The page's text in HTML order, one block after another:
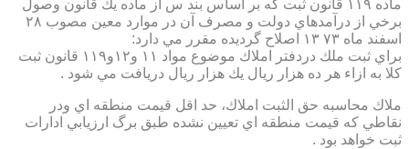
ماده ۱۱۹ قانون ثبت كه بر اساس بند س از ماده يك قانون وصول
برخي از درآمدهاي دولت و مصرف آن در موارد معين مصوب ۲۸
اسفند ماه ۷۳ ۱۳ اصلاح گرديده مقرر مي دارد:
براي ثبت ملك دردفتر املاك موضوع مواد ۱۱ و۱۲و۱۱۹ قانون ثبت
كلا به ازاء هر ده هزار ريال يك هزار ريال دريافت مي شود .
ملاك محاسبه حق الثبت املاك، حد اقل قيمت منطقه اي ودر
نقاطي كه قيمت منطقه اي تعيين نشده طبق برگ ارزيابي ادارات
ثبت خواهد بود .